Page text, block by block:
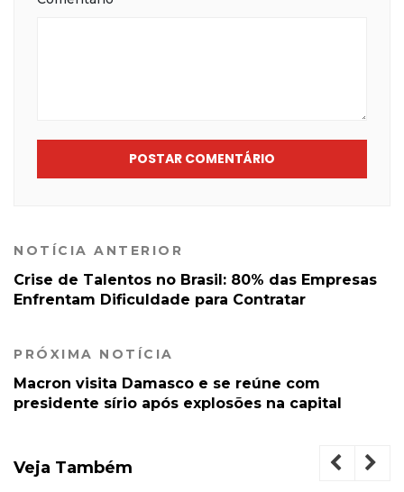
POSTAR COMENTÁRIO
NOTÍCIA ANTERIOR
Crise de Talentos no Brasil: 80% das Empresas
Enfrentam Dificuldade para Contratar
PRÓXIMA NOTÍCIA
Macron visita Damasco e se reúne com
presidente sírio após explosões na capital
Veja Também